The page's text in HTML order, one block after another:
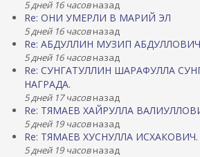
5 дней 16 часовназад
Re: ОНИ УМЕРЛИ В МАРИЙ ЭЛ
5 дней 16 часовназад
Re: АБДУЛЛИН МУЗИП АБДУЛЛОВИЧ
5 дней 16 часовназад
Re: СУНГАТУЛЛИН ШАРАФУЛЛА
НАГРАДА.
5 дней 17 часовназад
Re: ТЯМАЕВ ХАЙРУЛЛА
5 дней 19 часовназад
Re: ТЯМАЕВ ХУСНУЛЛА
5 дней 19 часовназад